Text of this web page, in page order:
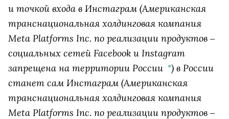
и точкой входа в Инстаграм (Американская
транснациональная холдинговая компания
Meta Platforms Inc. по реализации продуктов ‒
социальных сетей Facebook и Instagram
запрещена на территории России *) в России
станет сам Инстаграм (Американская
транснациональная холдинговая компания
Meta Platforms Inc. по реализации продуктов ‒